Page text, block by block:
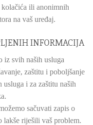
ili anonimnih
na vaš uređaj.
INFORMACIJA
svih naših usluga
zaštitu i poboljšanje
i za zaštitu naših
sačuvati zapis o
riješili vaš problem.